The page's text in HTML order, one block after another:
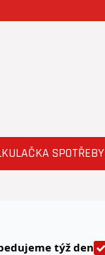
SPOTŘEBY
týž den